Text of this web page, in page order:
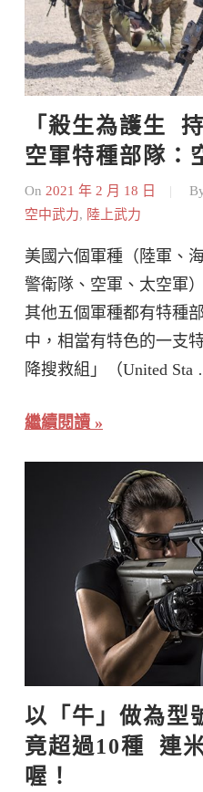
「殺生為護生
空軍特種部隊：
On 2021 年 2 月 18 日
空中武力, 陸上武力
美國六個軍種（陸軍、
警衛隊、空軍、太空軍
其他五個軍種都有特種
中，相當有特色的一支
降搜救組」（United Sta
繼續閱讀
以「牛」做為型
竟超過10種  連
喔！